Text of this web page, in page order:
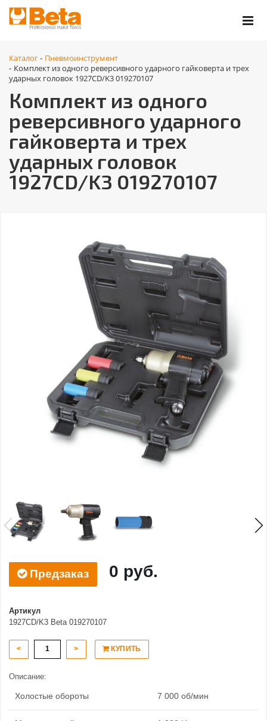
Каталог - Пневмоинструмент
- Комплект из одного реверсивного ударного гайковерта и трех
ударных головок 1927CD/K3 019270107
Комплект из одного
реверсивного ударного
гайковерта и трех
ударных головок
1927CD/K3 019270107
Предзаказ 0 руб.
Артикул
1927CD/K3 Beta 019270107
< > КУПИТЬ
Описание:
Холостые обороты 7 000 об/мин